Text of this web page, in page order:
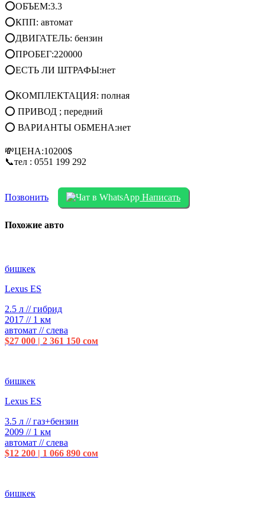
⭕ОБЪЕМ:3.3
⭕КПП: автомат
⭕ДВИГАТЕЛЬ: бензин
⭕ПРОБЕГ:220000
⭕ЕСТЬ ЛИ ШТРАФЫ:нет
⭕КОМПЛЕКТАЦИЯ: полная
⭕ ПРИВОД ; передний
⭕ ВАРИАНТЫ ОБМЕНА:нет
💸ЦЕНА:10200$
📞тел : 0551 199 292
Позвонить Написать
Похожие авто
бишкек
Lexus ES
2.5 л // гибрид
2017 // 1 км
автомат // слева
$27 000 | 2 361 150 сом
бишкек
Lexus ES
3.5 л // газ+бензин
2009 // 1 км
автомат // слева
$12 200 | 1 066 890 сом
бишкек